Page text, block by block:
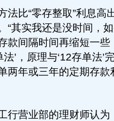
比“零存整取”利息高
“其实我还是没时间，
款间隔时间再缩短一些
法’，原理与‘12存单法’
两年或三年的定期存款
营业部的理财师认为